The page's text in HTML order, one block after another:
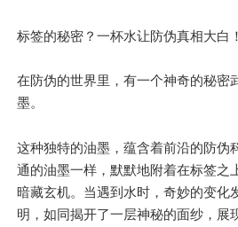
标签的秘密？一杯水让防伪真相大白！
在防伪的世界里，有一个神奇的秘
墨。
这种独特的油墨，蕴含着前沿的防伪
通的油墨一样，默默地附着在标签之
暗藏玄机。当遇到水时，奇妙的变化
明，如同揭开了一层神秘的面纱，展